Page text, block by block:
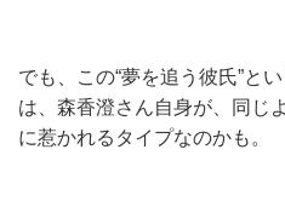
でも、この“夢を追う彼氏”と
は、森香澄さん自身が、同じ
に惹かれるタイプなのかも。